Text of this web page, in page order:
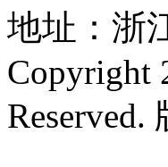
地址：浙
Copyright